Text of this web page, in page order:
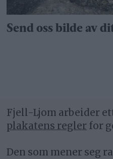
Send oss bilde av
Fjell-Ljom arbeider
plakatens regler for
Den som mener seg